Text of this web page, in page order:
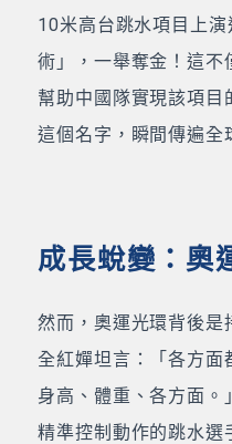
10米高台跳水項目上
術」，一舉奪金！這不
幫助中國隊實現該項目
這個名字，瞬間傳遍全
成長蛻變：奧
然而，奧運光環背後是
全紅嬋坦言：「各方面
身高、體重、各方面。
精準控制動作的跳水選